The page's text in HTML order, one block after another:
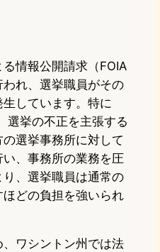
情報公開請求（FOIA
れ、選挙職員がその
しています。特に
選挙の不正を主張する
選挙事務所に対して
、事務所の業務を圧
、選挙職員は通常の
どの負担を強いられ
ワシントン州では法